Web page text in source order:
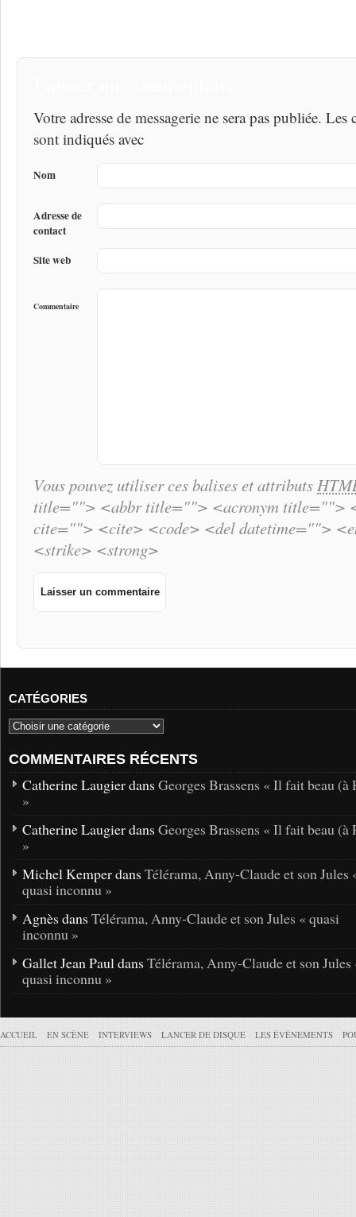
Votre adresse de messagerie ne sera pas publiée.
sont indiqués avec
Nom
Adresse de
contact
Site web
Commentaire
Vous pouvez utiliser ces balises et attributs
title=""> <abbr title=""> <acronym title="">
cite=""> <cite> <code> <del datetime="">
<strike> <strong>
CATÉGORIES
COMMENTAIRES RÉCENTS
Catherine Laugier dans Georges Brassens « Il fait beau (à
»
Catherine Laugier dans Georges Brassens « Il fait beau (à
»
Michel Kemper dans Télérama, Anny-Claude et son Jules
quasi inconnu »
Agnès dans Télérama, Anny-Claude et son Jules « quasi
inconnu »
Gallet Jean Paul dans Télérama, Anny-Claude et son Jules
quasi inconnu »
ACCUEIL EN SCÈNE INTERVIEWS LANCER DE DISQUE LES ÉVÉNEMENTS